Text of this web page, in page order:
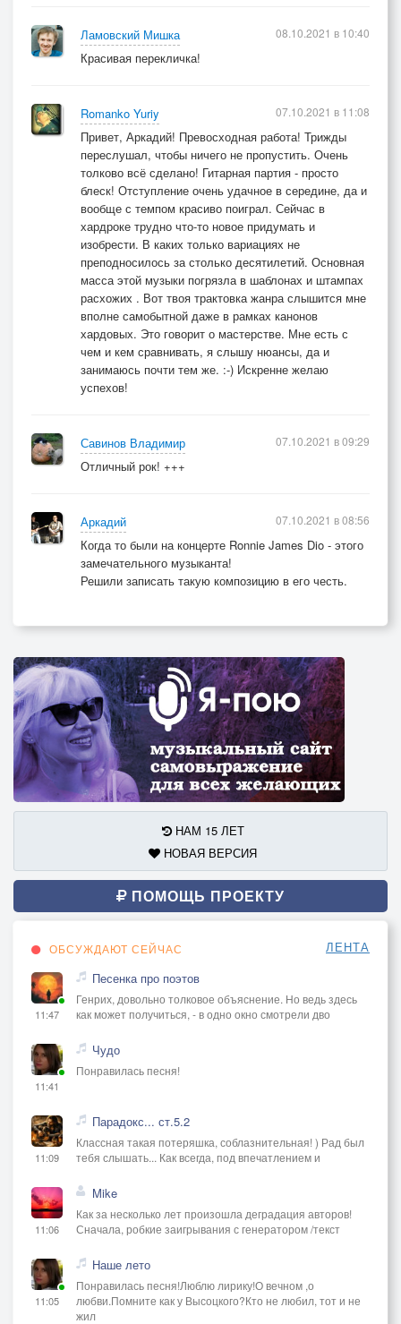
Ламовский Мишка
Красивая перекличка!
08.10.2021 в 10:40
Romanko Yuriy
Привет, Аркадий! Превосходная работа! Трижды
переслушал, чтобы ничего не пропустить. Очень
толково всё сделано! Гитарная партия - просто
блеск! Отступление очень удачное в середине, да и
вообще с темпом красиво поиграл. Сейчас в
хардроке трудно что-то новое придумать и
изобрести. В каких только вариациях не
преподносилось за столько десятилетий. Основная
масса этой музыки погрязла в шаблонах и штампах
расхожих . Вот твоя трактовка жанра слышится мне
вполне самобытной даже в рамках канонов
хардовых. Это говорит о мастерстве. Мне есть с
чем и кем сравнивать, я слышу нюансы, да и
занимаюсь почти тем же. :-) Искренне желаю
успехов!
07.10.2021 в 11:08
Савинов Владимир
Отличный рок! +++
07.10.2021 в 09:29
Аркадий
Когда то были на концерте Ronnie James Dio - этого
замечательного музыканта!
Решили записать такую композицию в его честь.
07.10.2021 в 08:56
НАМ 15 ЛЕТ
НОВАЯ ВЕРСИЯ
ПОМОЩЬ ПРОЕКТУ
ОБСУЖДАЮТ СЕЙЧАС ЛЕНТА
11:47
Песенка про поэтов
Генрих, довольно толковое объяснение. Но ведь здесь
как может получиться, - в одно окно смотрели дво
11:41
Чудо
Понравилась песня!
11:09
Парадокс... ст.5.2
Классная такая потеряшка, соблазнительная! ) Рад был
тебя слышать... Как всегда, под впечатлением и
11:06
Mike
Как за несколько лет произошла деградация авторов!
Сначала, робкие заигрывания с генератором /текст
11:05
Наше лето
Понравилась песня!Люблю лирику!О вечном ,о
любви.Помните как у Высоцкого?Кто не любил, тот и не
жил